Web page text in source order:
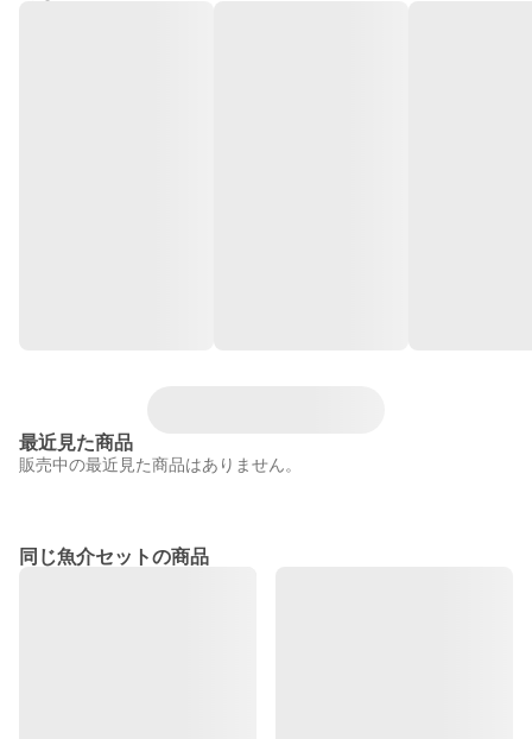
最近見た商品
販売中の最近見た商品はありません。
同じ魚介セットの商品